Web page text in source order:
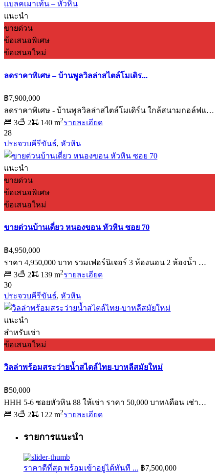
แนะนำ
ขายด่วน
ข้อเสนอพิเศษ
ข้อเสนอใหม่
ลดราคาพิเศษ – บ้านพูลวิลล่าสไตล์โมเดิร...
฿7,900,000
ลดราคาพิเศษ - บ้านพูลวิลล่าสไตล์โมเดิร์น ใกล้สนามกอล์ฟแ…
3
2 140 m2รายละเอียด
28
ประจวบคีรีขันธ์, หัวหิน
แนะนำ
ขายด่วน
ข้อเสนอพิเศษ
ข้อเสนอใหม่
ขายด่วนบ้านเดี่ยว หนองขอน หัวหิน ซอย 70
฿4,950,000
ราคา 4,950,000 บาท รวมเฟอร์นิเจอร์ 3 ห้องนอน 2 ห้องน้ำ …
3
2 139 m2รายละเอียด
30
ประจวบคีรีขันธ์, หัวหิน
แนะนำ
สำหรับเช่า
ข้อเสนอใหม่
วิลล่าพร้อมสระว่ายน้ำสไตล์ไทย-บาหลีสมัยใหม่
฿50,000
HHH 5-6 ซอยหัวหิน 88 ให้เช่า ราคา 50,000 บาท/เดือน เช่า…
3
2 122 m2รายละเอียด
รายการแนะนำ
ราคาดีที่สุด พร้อมเข้าอยู่ได้ทันที ... ฿7,500,000